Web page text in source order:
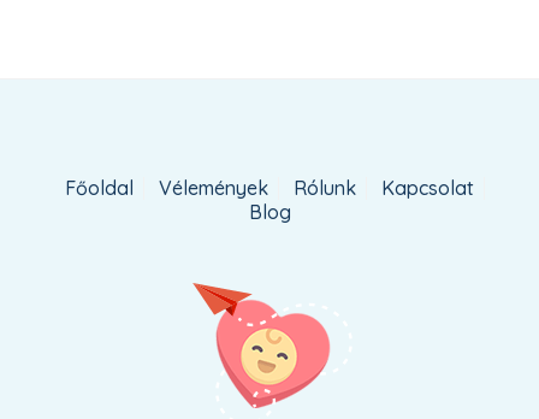
Főoldal Vélemények Rólunk
Kapcsolat
Blog